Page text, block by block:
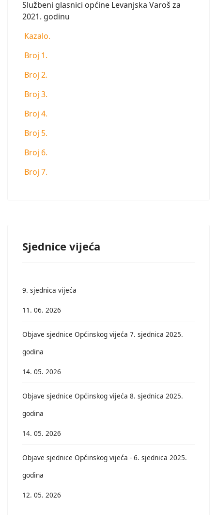
Službeni glasnici općine Levanjska Varoš za
2021. godinu
Kazalo.
Broj 1.
Broj 2.
Broj 3.
Broj 4.
Broj 5.
Broj 6.
Broj 7.
Sjednice vijeća
9. sjednica vijeća
11. 06. 2026
Objave sjednice Općinskog vijeća 7. sjednica 2025.
godina
14. 05. 2026
Objave sjednice Općinskog vijeća 8. sjednica 2025.
godina
14. 05. 2026
Objave sjednice Općinskog vijeća - 6. sjednica 2025.
godina
12. 05. 2026